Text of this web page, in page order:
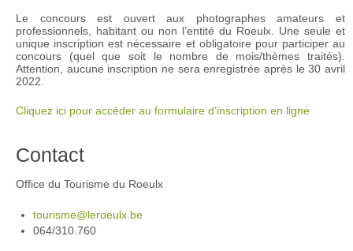
Le concours est ouvert aux photographes amateurs et
professionnels, habitant ou non l’entité du Roeulx. Une seule et
unique inscription est nécessaire et obligatoire pour participer au
concours (quel que soit le nombre de mois/thèmes traités).
Attention, aucune inscription ne sera enregistrée après le 30 avril
2022.
Cliquez ici pour accéder au formulaire d’inscription en ligne
Contact
Office du Tourisme du Roeulx
tourisme@leroeulx.be
064/310.760